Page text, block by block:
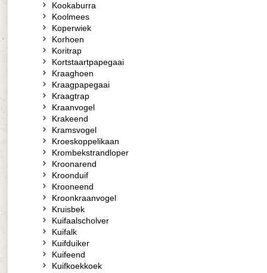
Kookaburra
Koolmees
Koperwiek
Korhoen
Koritrap
Kortstaartpapegaai
Kraaghoen
Kraagpapegaai
Kraagtrap
Kraanvogel
Krakeend
Kramsvogel
Kroeskoppelikaan
Krombekstrandloper
Kroonarend
Kroonduif
Krooneend
Kroonkraanvogel
Kruisbek
Kuifaalscholver
Kuifalk
Kuifduiker
Kuifeend
Kuifkoekkoek